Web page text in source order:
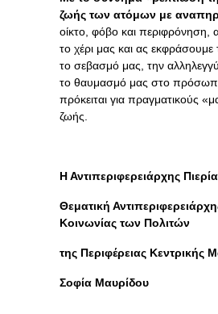
ζωής των ατόμων με
οίκτο, φόβο και
το χέρι μας και ας
το σεβασμό μας, την
το θαυμασμό μας στο
πρόκειται για πραγματικούς
ζωής.
Η Αντιπεριφερειάρχης
Θεματική
Κοινωνίας των Πολιτών
της Περιφέρειας Κεντρικής
Σοφία Μαυρίδου